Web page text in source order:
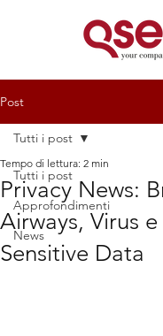
Post
Tutti i post
Approfondimenti
News
Tutti i post
Privacy News:
Airways, Virus
Sensitive Data
Tempo di lettura: 2 min